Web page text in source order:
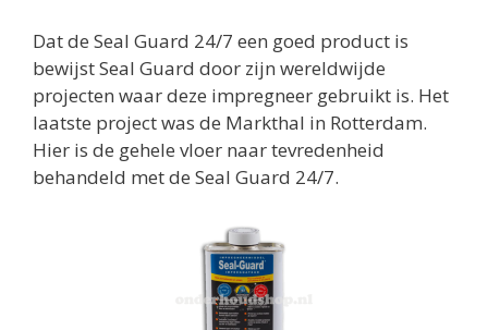
Dat de Seal Guard 24/7 een goed product is
bewijst Seal Guard door zijn wereldwijde
projecten waar deze impregneer gebruikt is. Het
laatste project was de Markthal in Rotterdam.
Hier is de gehele vloer naar tevredenheid
behandeld met de Seal Guard 24/7.